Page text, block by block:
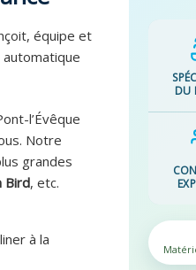
équipe et
l’Évêque
Notre
grandes
Bird, etc.
à la
DU